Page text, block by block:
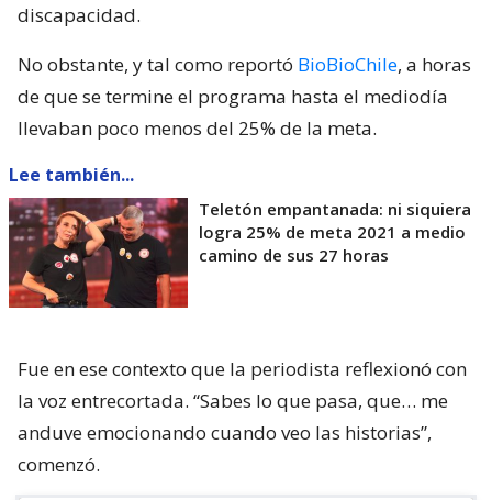
discapacidad.
No obstante, y tal como reportó BioBioChile, a horas
de que se termine el programa hasta el mediodía
llevaban poco menos del 25% de la meta.
Lee también...
Teletón empantanada: ni siquiera
logra 25% de meta 2021 a medio
camino de sus 27 horas
Fue en ese contexto que la periodista reflexionó con
la voz entrecortada. “Sabes lo que pasa, que… me
anduve emocionando cuando veo las historias”,
comenzó.